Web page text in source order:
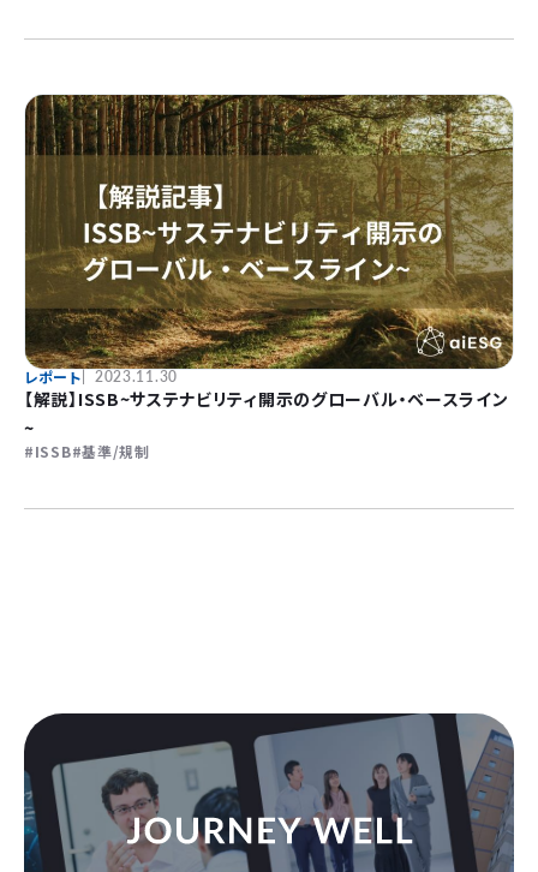
レポート 2023.11.30
【解説】ISSB~サステナビリティ開示のグローバル・ベースライン
~
ISSB 基準/規制